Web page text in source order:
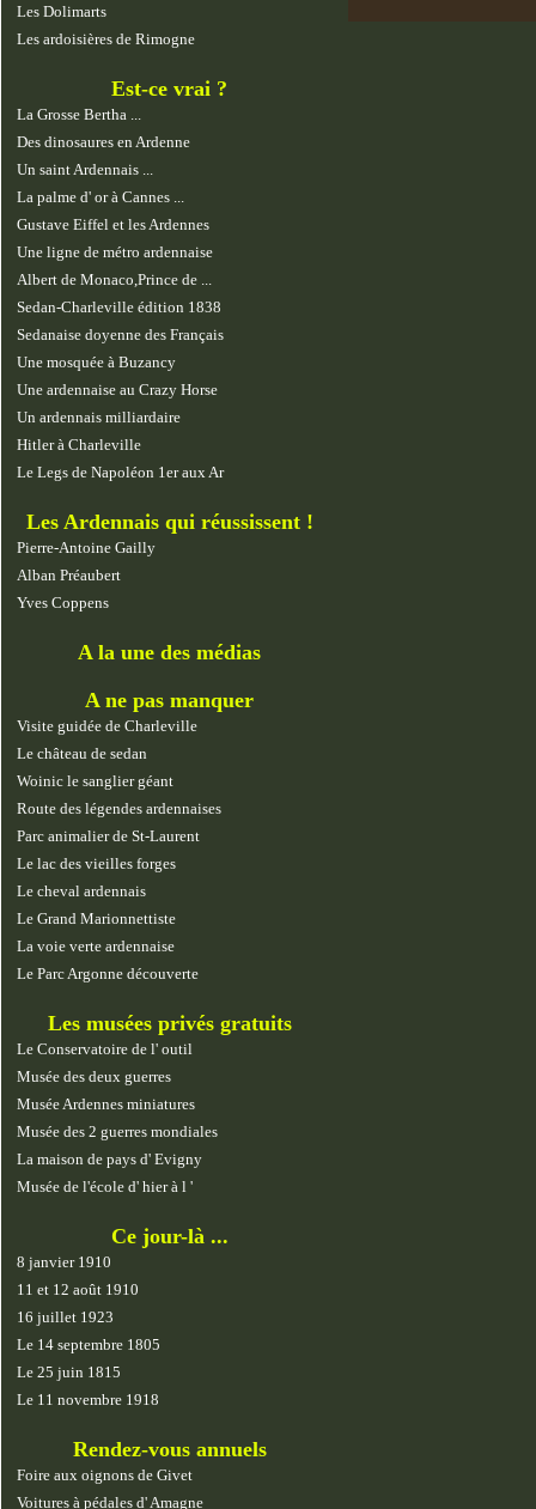
Les Dolimarts
Les ardoisières de Rimogne
Est-ce vrai ?
La Grosse Bertha ...
Des dinosaures en Ardenne
Un saint Ardennais ...
La palme d' or à Cannes ...
Gustave Eiffel et les Ardennes
Une ligne de métro ardennaise
Albert de Monaco,Prince de ...
Sedan-Charleville édition 1838
Sedanaise doyenne des Français
Une mosquée à Buzancy
Une ardennaise au Crazy Horse
Un ardennais milliardaire
Hitler à Charleville
Le Legs de Napoléon 1er aux Ar
Les Ardennais qui réussissent !
Pierre-Antoine Gailly
Alban Préaubert
Yves Coppens
A la une des médias
A ne pas manquer
Visite guidée de Charleville
Le château de sedan
Woinic le sanglier géant
Route des légendes ardennaises
Parc animalier de St-Laurent
Le lac des vieilles forges
Le cheval ardennais
Le Grand Marionnettiste
La voie verte ardennaise
Le Parc Argonne découverte
Les musées privés gratuits
Le Conservatoire de l' outil
Musée des deux guerres
Musée Ardennes miniatures
Musée des 2 guerres mondiales
La maison de pays d' Evigny
Musée de l'école d' hier à l '
Ce jour-là ...
8 janvier 1910
11 et 12 août 1910
16 juillet 1923
Le 14 septembre 1805
Le 25 juin 1815
Le 11 novembre 1918
Rendez-vous annuels
Foire aux oignons de Givet
Voitures à pédales d' Amagne